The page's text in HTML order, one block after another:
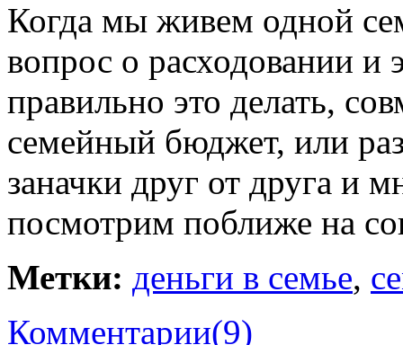
Когда мы живем одной
вопрос о расходовании и
правильно это делать,
семейный бюджет, или
заначки друг от друга и
посмотрим поближе на
Метки: деньги в семье,
Комментарии(9)